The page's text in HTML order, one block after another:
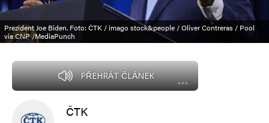
Prezident Joe Biden. Foto: ČTK / imago stock&people / Oliver Contreras / Pool
via CNP /MediaPunch
PŘEHRÁT ČLÁNEK
ČTK